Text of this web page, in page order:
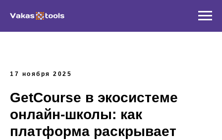
17 ноября 2025
GetCourse в экосистеме
онлайн-школы: как
платформа раскрывает